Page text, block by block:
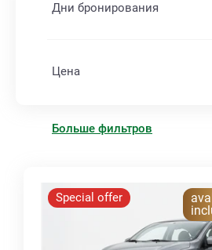
Дни бронирования
Цена
Больше фильтров
Special offer